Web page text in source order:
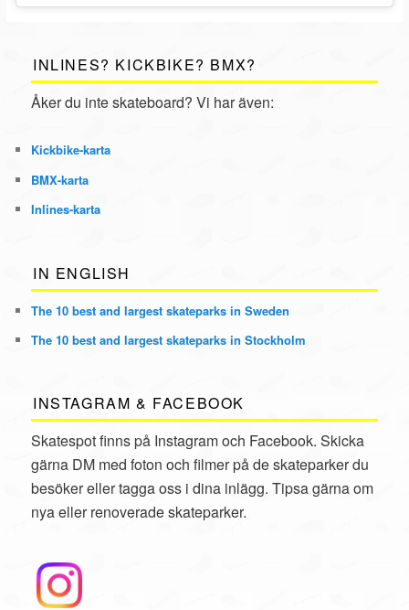
INLINES? KICKBIKE? BMX?
Åker du inte skateboard? Vi har även:
Kickbike-karta
BMX-karta
Inlines-karta
IN ENGLISH
The 10 best and largest skateparks in Sweden
The 10 best and largest skateparks in Stockholm
INSTAGRAM & FACEBOOK
Skatespot finns på Instagram och Facebook. Skicka
gärna DM med foton och filmer på de skateparker du
besöker eller tagga oss i dina inlägg. Tipsa gärna om
nya eller renoverade skateparker.